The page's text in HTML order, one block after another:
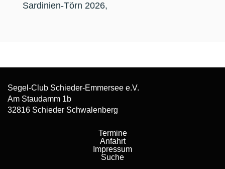
Sardinien-Törn 2026,
Segel-Club Schieder-Emmersee e.V.
Am Staudamm 1b
32816 Schieder Schwalenberg
Termine
Anfahrt
Impressum
Suche